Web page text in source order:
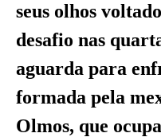
seus olhos
desafio nas
aguarda para
formada pela
Olmos, que